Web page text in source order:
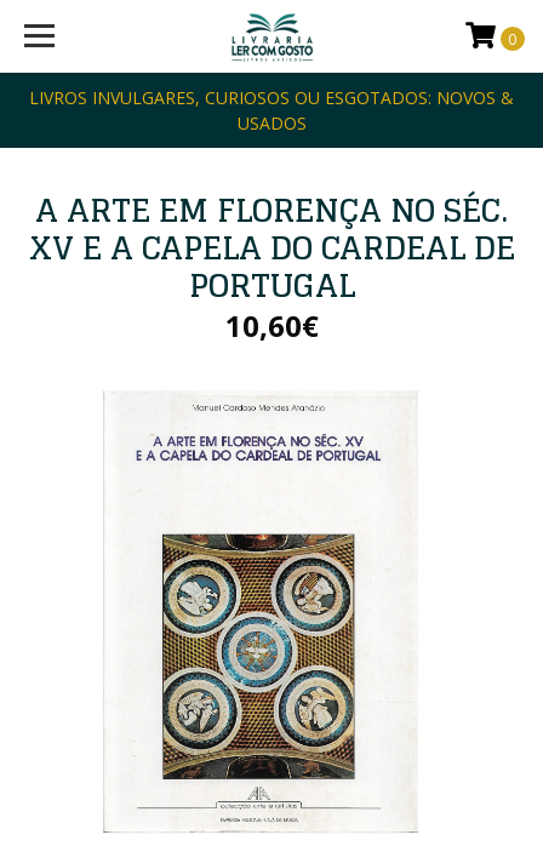
LIVROS INVULGARES, CURIOSOS OU ESGOTADOS: NOVOS &
USADOS
0
A ARTE EM FLORENÇA NO SÉC.
XV E A CAPELA DO CARDEAL DE
PORTUGAL
10,60€